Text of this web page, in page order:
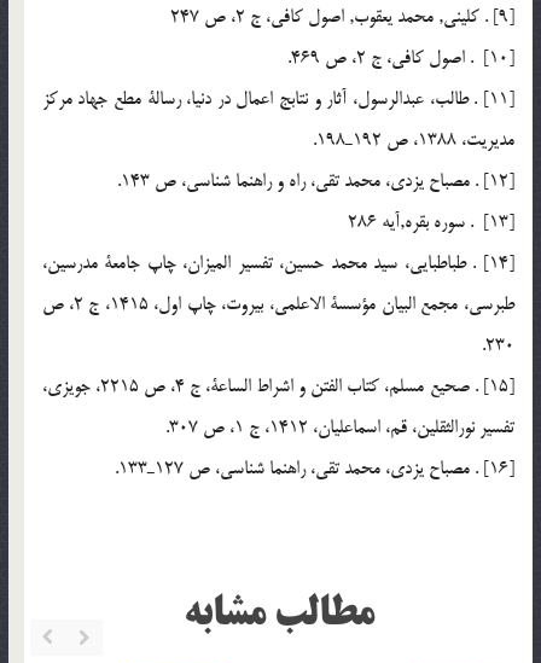
[9] . کليني, محمد يعقوب, اصول كافي، ج 2، ص 247
[10] . اصول كافي، ج 2، ص 469.
[11] . طالب، عبدالرسول، آثار و نتابج اعمال در دنيا، رسالة مطع جهاد مركز
مديريت، 1388، ص 192ـ198.
[12] . مصباح يزدي، محمد تقي، راه و راهنما شناسي، ص 143.
[13] . سوره بقره,آيه 286
[14] . طباطبايي، سيد محمد حسين، تفسير الميزان، چاپ جامعة مدرسين،
طبرسي، مجمع البيان مؤسسة الاعلمي، بيروت، چاپ اول، 1415، ج 2، ص
230.
[15] . صحيع مسلم، كتاب الفتن و اشراط الساعة، ج 4، ص 2215، جويزي،
تفسير نورالثقلين، قم، اسماعليان، 1412، ج 1، ص 307.
[16] . مصباح يزدي، محمد تقي، راهنما شناسي، ص 127ـ133.
مطالب مشابه